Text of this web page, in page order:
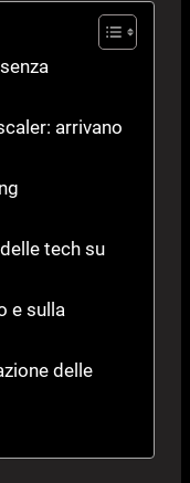
arrivano
tech su
e sulla
delle